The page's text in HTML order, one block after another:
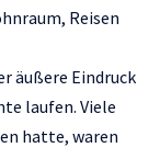
Reisen
äußere Eindruck
laufen. Viele
hatte, waren